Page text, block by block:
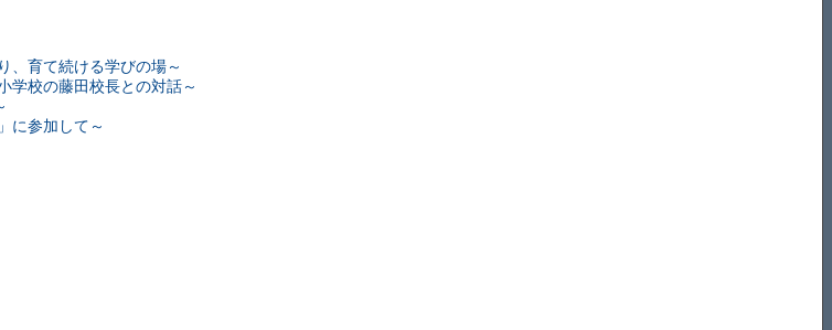
、育て続ける学びの場～
学校の藤田校長との対話～
に参加して～